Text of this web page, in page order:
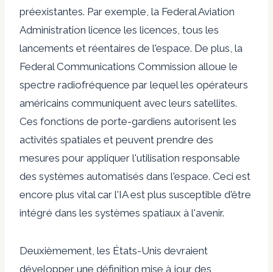
préexistantes. Par exemple, la Federal Aviation
Administration licence les licences, tous les
lancements et réentaires de l'espace. De plus, la
Federal Communications Commission alloue le
spectre radiofréquence par lequel les opérateurs
américains communiquent avec leurs satellites.
Ces fonctions de porte-gardiens autorisent les
activités spatiales et peuvent prendre des
mesures pour appliquer l'utilisation responsable
des systèmes automatisés dans l'espace. Ceci est
encore plus vital car l'IA est plus susceptible d'être
intégré dans les systèmes spatiaux à l'avenir.
Deuxièmement, les États-Unis devraient
développer une définition mise à jour des